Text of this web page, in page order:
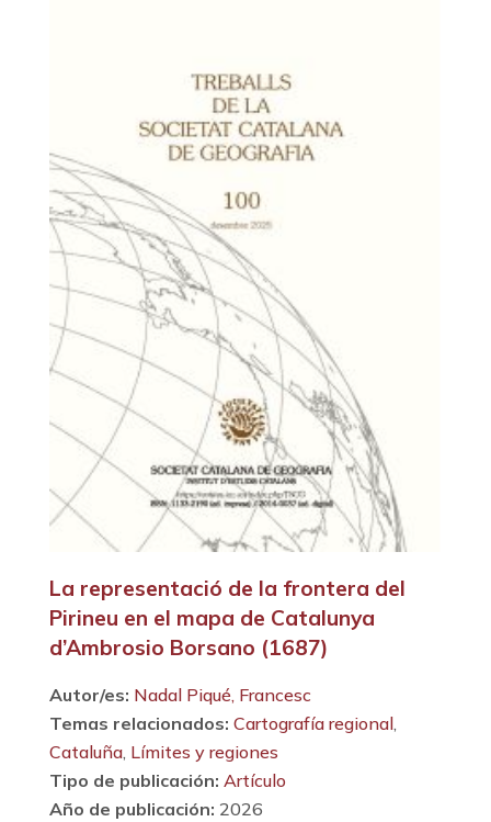
La representació de la frontera del
Pirineu en el mapa de Catalunya
d’Ambrosio Borsano (1687)
Autor/es: Nadal Piqué, Francesc
Temas relacionados: Cartografía regional,
Cataluña, Límites y regiones
Tipo de publicación: Artículo
Año de publicación: 2026